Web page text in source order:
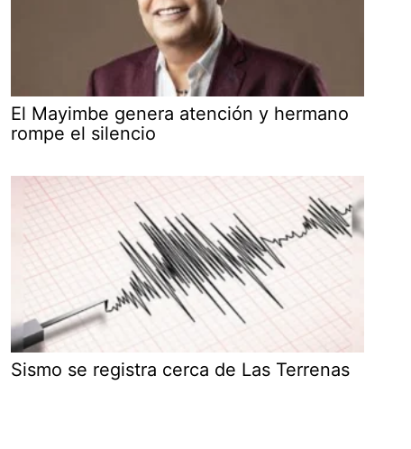
El Mayimbe genera atención y hermano
rompe el silencio
Sismo se registra cerca de Las Terrenas